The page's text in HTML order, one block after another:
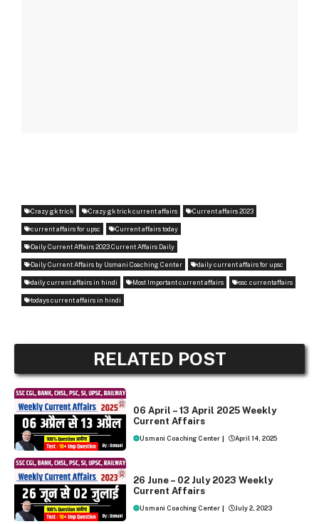
Crazy gk trick Crazy gk trick current affairs Current affairs 2023
current affairs for upsc Current affairs today
Daily Current Affairs 2023 Current Affairs Daily
Daily Current Affairs by Usmani Coaching Center daily current affairs for upsc
daily current affairs in hindi Most Important current affairs ssc currentaffairs
todays current affairs in hindi
RELATED POST
06 April – 13 April 2025 Weekly
Current Affairs
Usmani Coaching Center | April 14, 2025
26 June – 02 July 2023 Weekly
Current Affairs
Usmani Coaching Center | July 2, 2023